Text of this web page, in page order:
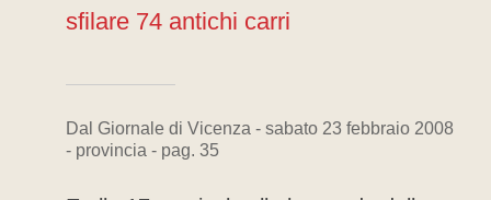
sfilare 74 antichi carri
Dal Giornale di Vicenza - sabato 23 febbraio 2008
- provincia - pag. 35